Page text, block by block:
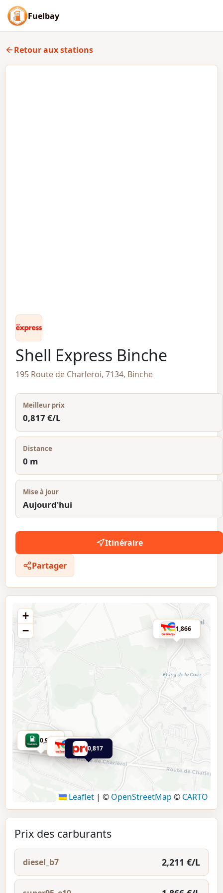
Fuelbay
Retour aux stations
Shell Express Binche
195 Route de Charleroi, 7134, Binche
Meilleur prix
0,817 €/L
Distance
0 m
Mise à jour
Aujourd'hui
Itinéraire
Partager
0,817
1,866
ES 1,709
0,999
1,866
+
−
Leaflet | © OpenStreetMap © CARTO
Prix des carburants
diesel_b7 2,211 €/L